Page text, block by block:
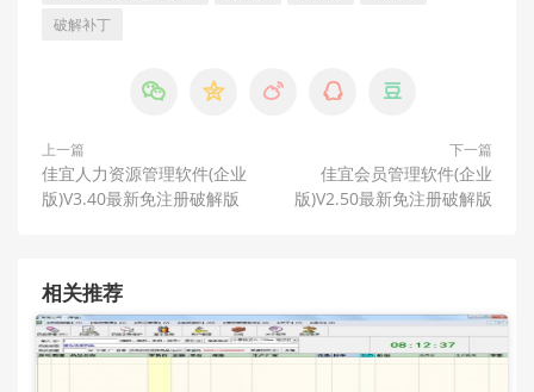
破解补丁
    
上一篇
佳宜人力资源管理软件(企业
版)V3.40最新免注册破解版
下一篇
佳宜会员管理软件(企业
版)V2.50最新免注册破解版
相关推荐